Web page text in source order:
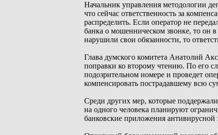
Начальник управления методологии
что сейчас ответственность за
распределить. Если оператор не
банка о мошенническом звонке, то он в
нарушили свои обязанности, то
Глава думского комитета Анатолий
поправки ко второму чтению. По его
подозрительном номере и проведет
компенсировать пострадавшему всю
Среди других мер, которые
на одного человека планируют
банковские приложения антивирусной